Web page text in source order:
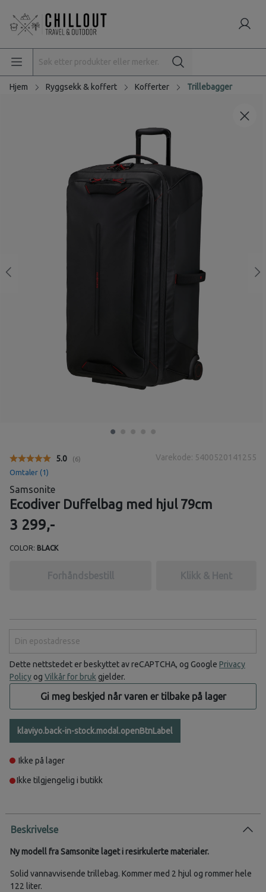
Hjem Ryggsekk & koffert Kofferter Trillebagger
Gjennomsnittskarakter:
5.0 (stemmer:
6)
Omtaler (1)
Varekode: 5400520141255
Samsonite
Ecodiver Duffelbag med hjul 79cm
3 299,-
COLOR: BLACK
Forhåndsbestill Klikk & Hent
Dette nettstedet er beskyttet av reCAPTCHA, og Google Privacy
Policy og Vilkår for brukgjelder.
Gi meg beskjed når varen er tilbake på lager
klaviyo.back-in-stock.modal.openBtnLabel
Ikke på lager
Ikke tilgjengelig i butikk
Beskrivelse
Ny modell fra Samsonite laget i resirkulerte materialer.
Solid vannavvisende trillebag. Kommer med 2 hjul og rommer hele
122 liter.